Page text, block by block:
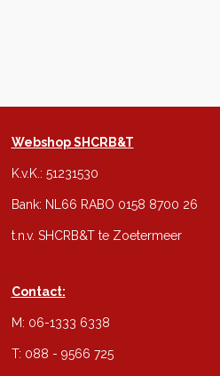
Webshop SHCRB&T
K.v.K.: 51231530
Bank: NL66 RABO 0158 8700 26
t.n.v. SHCRB&T te Zoetermeer
Contact:
M: 06-1333 6338
T: 088 - 9566 725